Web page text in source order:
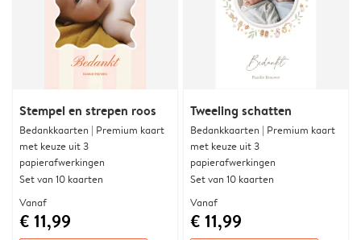
Stempel en strepen roos
Bedankkaarten | Premium kaart
met keuze uit 3
papierafwerkingen
Set van 10 kaarten
Vanaf
€ 11,99
Tweeling schatten
Bedankkaarten | Premium kaart
met keuze uit 3
papierafwerkingen
Set van 10 kaarten
Vanaf
€ 11,99